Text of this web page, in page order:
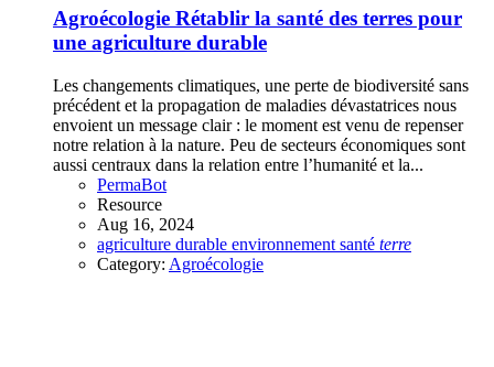
Agroécologie Rétablir la santé des terres pour
une agriculture durable
Les changements climatiques, une perte de biodiversité sans
précédent et la propagation de maladies dévastatrices nous
envoient un message clair : le moment est venu de repenser
notre relation à la nature. Peu de secteurs économiques sont
aussi centraux dans la relation entre l’humanité et la...
PermaBot
Resource
Aug 16, 2024
agriculture durable environnement santé terre
Category: Agroécologie